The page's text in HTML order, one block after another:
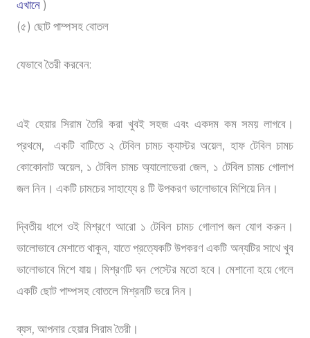
এখানে )
(৫) ছোট পাম্পসহ বোতল
যেভাবে তৈরী করবেন:
এই হেয়ার সিরাম তৈরি করা খুবই সহজ এবং একদম কম সময় লাগবে।
প্রথমে, একটি বাটিতে ২ টেবিল চামচ ক্যাস্টর অয়েল, হাফ টেবিল চামচ
কোকোনাট অয়েল, ১ টেবিল চামচ অ্যালোভেরা জেল, ১ টেবিল চামচ গোলাপ
জল নিন। একটি চামচের সাহায্যে ৪ টি উপকরণ ভালোভাবে মিশিয়ে নিন।
দ্বিতীয় ধাপে ওই মিশ্রণে আরো ১ টেবিল চামচ গোলাপ জল যোগ করুন।
ভালোভাবে মেশাতে থাকুন, যাতে প্রত্যেকটি উপকরণ একটি অন্যটির সাথে খুব
ভালোভাবে মিশে যায়। মিশ্রণটি ঘন পেস্টের মতো হবে। মেশানো হয়ে গেলে
একটি ছোট পাম্পসহ বোতলে মিশ্রনটি ভরে নিন।
ব্যস, আপনার হেয়ার সিরাম তৈরী।